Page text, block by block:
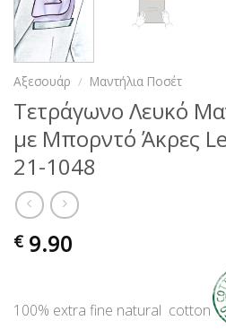
Αξεσουάρ / Μαντήλια Ποσέτ
Τετράγωνο Λευκό
με Μπορντό Άκρες
21-1048
€ 9.90
100% extra fine natural cotton